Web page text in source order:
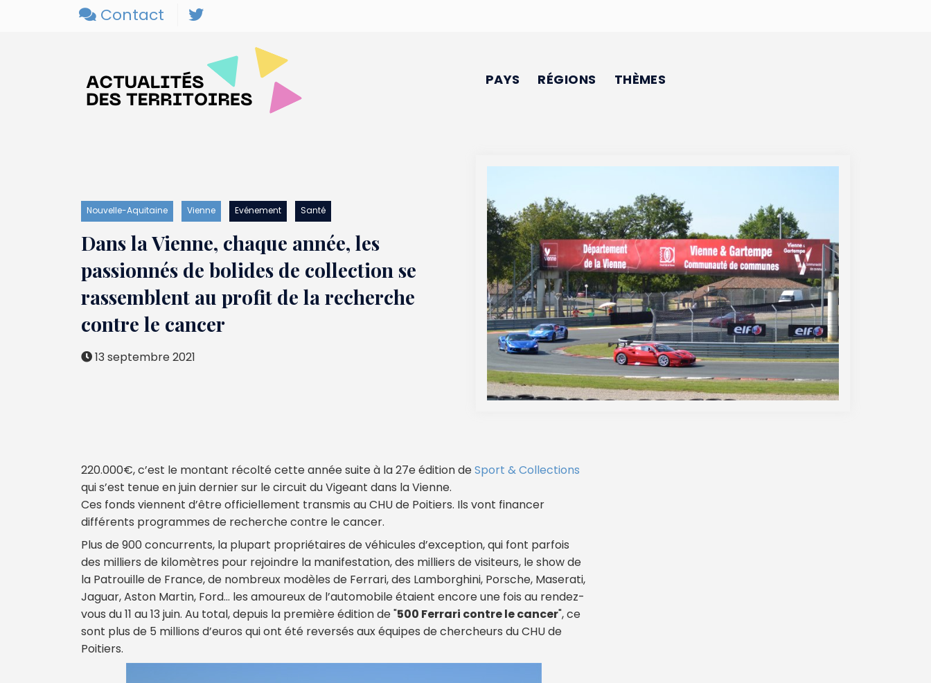
Contact
PAYS RÉGIONS THÈMES
Nouvelle-Aquitaine Vienne Evénement Santé
Dans la Vienne, chaque année, les
passionnés de bolides de collection se
rassemblent au profit de la recherche
contre le cancer
13 septembre 2021
220.000€, c’est le montant récolté cette année suite à la 27e édition deSport & Collections
qui s’est tenue en juin dernier sur le circuit du Vigeant dans la Vienne.
Ces fonds viennent d’être officiellement transmis au CHU de Poitiers. Ils vont financer
différents programmes de recherche contre le cancer.
Plus de 900 concurrents, la plupart propriétaires de véhicules d’exception, qui font parfois
des milliers de kilomètres pour rejoindre la manifestation, des milliers de visiteurs, le show de
la Patrouille de France, de nombreux modèles de Ferrari, des Lamborghini, Porsche, Maserati,
Jaguar, Aston Martin, Ford… les amoureux de l’automobile étaient encore une fois au rendez-
vous du 11 au 13 juin. Au total, depuis la première édition de "500 Ferrari contre le cancer", ce
sont plus de 5 millions d’euros qui ont été reversés aux équipes de chercheurs du CHU de
Poitiers.